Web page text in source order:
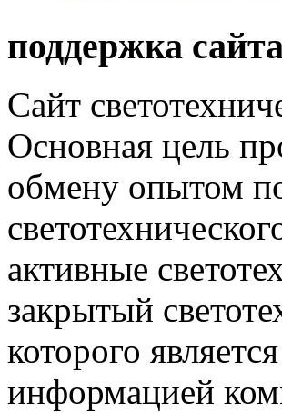
поддержка
Сайт
Основная цель
обмену опытом
активные
закрытый
которого
информацией